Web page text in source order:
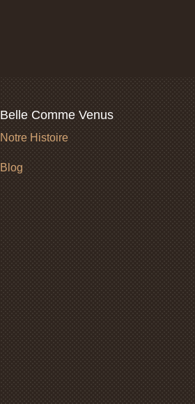
Belle Comme Venus
Notre Histoire
Blog